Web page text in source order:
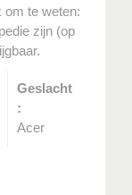
om te weten:
zijn (op
Geslacht
:
Acer